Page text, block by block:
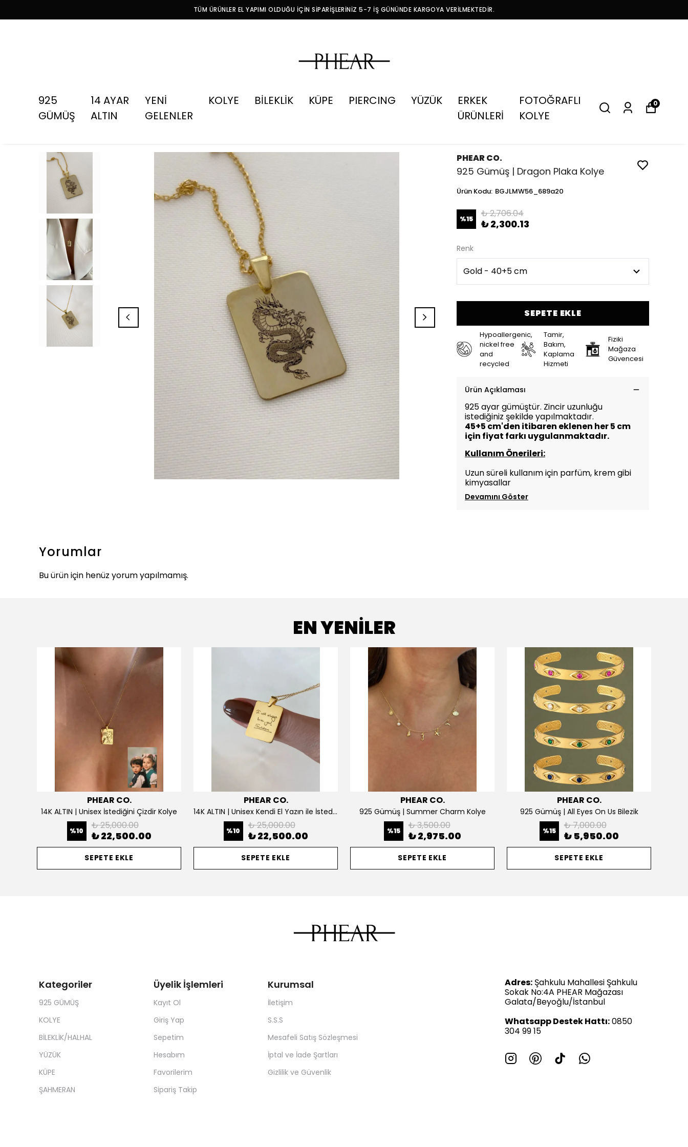
TÜM ÜRÜNLER EL YAPIMI OLDUĞU İÇİN SİPARİŞLERİNİZ 5-7 İŞ GÜNÜNDE KARGOYA VERİLMEKTEDİR.
925
GÜMÜŞ
14 AYAR
ALTIN
YENİ
GELENLER
KOLYE BİLEKLİK KÜPE PIERCING YÜZÜK
ERKEK
ÜRÜNLERİ
FOTOĞRAFLI
KOLYE
0
PHEAR CO.
925 Gümüş | Dragon Plaka Kolye
Ürün Kodu: BGJLMW56_689a20
%15 ₺ 2,706.04
₺ 2,300.13
Renk
SEPETE EKLE
Hypoallergenic,
nickel free
and
recycled
Tamir,
Bakım,
Kaplama
Hizmeti
Fiziki
Mağaza
Güvencesi
Ürün Açıklaması
925 ayar gümüştür. Zincir uzunluğu
istediğiniz şekilde yapılmaktadır.
45+5 cm'den itibaren eklenen her 5 cm
için fiyat farkı uygulanmaktadır.
Kullanım Önerileri:
Uzun süreli kullanım için parfüm, krem gibi
kimyasallar
Devamını Göster
Yorumlar
Bu ürün için henüz yorum yapılmamış.
EN YENİLER
PHEAR CO.
14K ALTIN | Unisex İstediğini Çizdir Kolye
%10 ₺ 25,000.00
₺ 22,500.00
SEPETE EKLE
PHEAR CO.
14K ALTIN | Unisex Kendi El Yazın ile İstediğini Yazdır Plaka Kolye
%10 ₺ 25,000.00
₺ 22,500.00
SEPETE EKLE
PHEAR CO.
925 Gümüş | Summer Charm Kolye
%15 ₺ 3,500.00
₺ 2,975.00
SEPETE EKLE
PHEAR CO.
925 Gümüş | All Eyes On Us Bilezik
%15 ₺ 7,000.00
₺ 5,950.00
SEPETE EKLE
Kategoriler
925 GÜMÜŞ
KOLYE
BİLEKLİK/HALHAL
YÜZÜK
KÜPE
ŞAHMERAN
Üyelik İşlemleri
Kayıt Ol
Giriş Yap
Sepetim
Hesabım
Favorilerim
Sipariş Takip
Kurumsal
İletişim
S.S.S
Mesafeli Satış Sözleşmesi
İptal ve İade Şartları
Gizlilik ve Güvenlik
Adres: Şahkulu Mahallesi Şahkulu
Sokak No:4A PHEAR Mağazası
Galata/Beyoğlu/İstanbul
Whatsapp Destek Hattı:0850
304 99 15